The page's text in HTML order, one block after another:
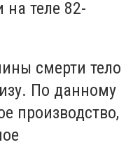
на теле 82-
смерти тело
По данному
производство,